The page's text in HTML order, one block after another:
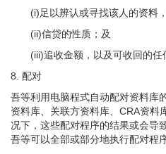
(i)足以辨认或寻找该人的资料
(ii)信贷的性质；及
(iii)追收金额，以及可收回的任
8. 配对
吾等利用电脑程式自动配对资料库
资料库、关联方资料库、CRA资料
况下，这些配对程序的结果或会导
吾等可以全部或部分地执行配对程序